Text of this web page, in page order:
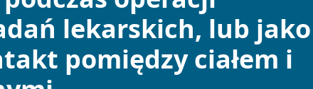
lekarskich, lub jako
pomiędzy ciałem i